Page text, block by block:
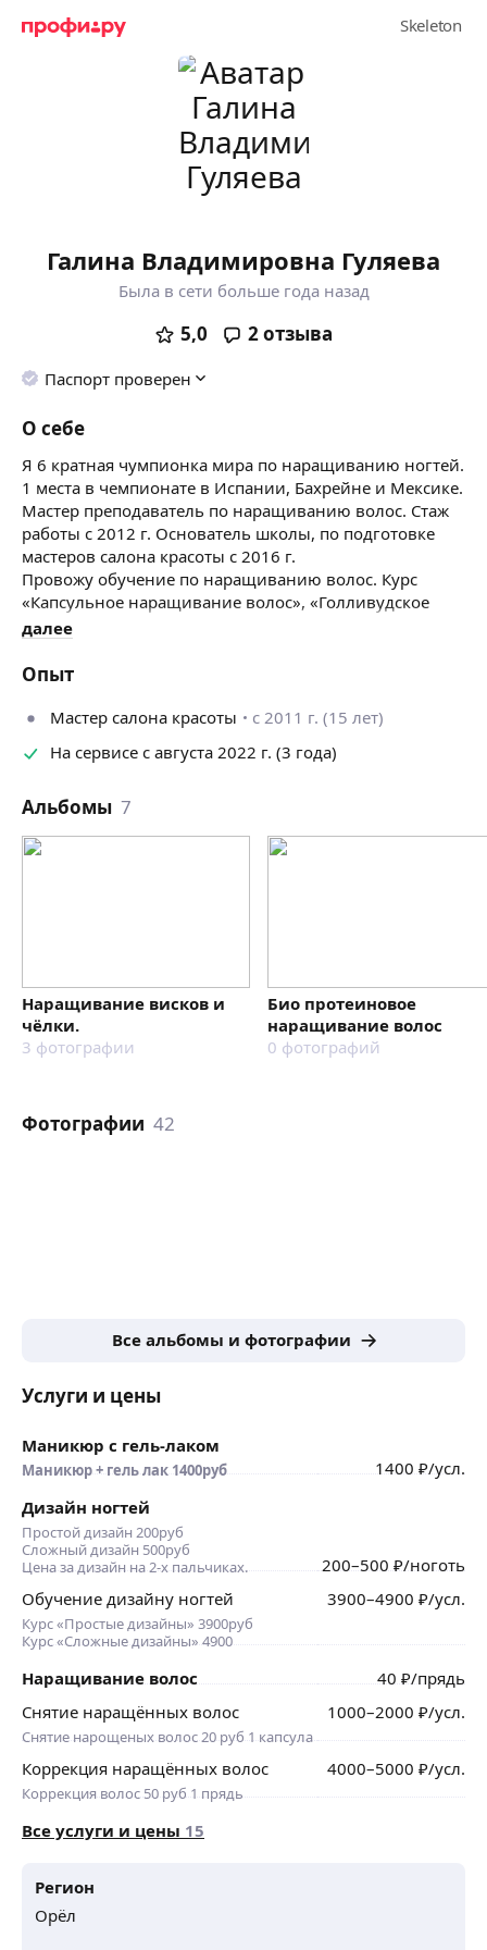
Галина Владимировна Гуляева
Была в сети больше года назад
5,0 2отзыва
Паспорт проверен
О себе
Я 6 кратная чумпионка мира по наращиванию ногтей.
1 места в чемпионате в Испании, Бахрейне и Мексике.
Мастер преподаватель по наращиванию волос. Стаж
работы с 2012 г. Основатель школы, по подготовке
мастеров салона красоты с 2016 г.
Провожу обучение по наращиванию волос. Курс
«Капсульное наращивание волос», «Голливудское
наращивание волос на трессе».
Курс «Маникюр + гель лак», «Наращивание ногтей»,
далее
Опыт
Мастер салона красоты
с 2011 г. (15 лет)
На сервисе с августа 2022 г. (3 года)
Альбомы 7
Наращивание висков и
чёлки.
3 фотографии
Био протеиновое
наращивание волос
0 фотографий
Фотографии 42
Все альбомы и фотографии
Услуги и цены
Маникюр с гель-лаком
Маникюр + гель лак 1400руб 1400 ₽/усл.
Дизайн ногтей
Простой дизайн 200руб
Сложный дизайн 500руб
Цена за дизайн на 2-х пальчиках.
200–500 ₽/ноготь
Обучение дизайну ногтей
Курс «Простые дизайны» 3900руб
Курс «Сложные дизайны» 4900
3900–4900 ₽/усл.
Наращивание волос 40 ₽/прядь
Снятие наращённых волос
Снятие нарощеных волос 20 руб 1 капсула
1000–2000 ₽/усл.
Коррекция наращённых волос
Коррекция волос 50 руб 1 прядь
4000–5000 ₽/усл.
Все услуги и цены 15
Регион
Орёл